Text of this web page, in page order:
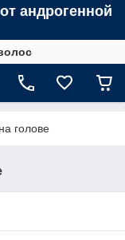
андрогенной
голове